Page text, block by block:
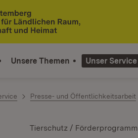
Unsere Themen Unser Service
Presse- und Öffentlichkeitsarbeit
Tierschutz / Förderprogramm